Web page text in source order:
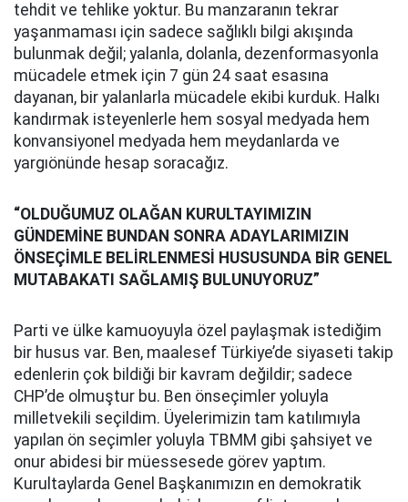
tehdit ve tehlike yoktur. Bu manzaranın tekrar
yaşanmaması için sadece sağlıklı bilgi akışında
bulunmak değil; yalanla, dolanla, dezenformasyonla
mücadele etmek için 7 gün 24 saat esasına
dayanan, bir yalanlarla mücadele ekibi kurduk. Halkı
kandırmak isteyenlerle hem sosyal medyada hem
konvansiyonel medyada hem meydanlarda ve
yargıönünde hesap soracağız.
“OLDUĞUMUZ OLAĞAN KURULTAYIMIZIN
GÜNDEMİNE BUNDAN SONRA ADAYLARIMIZIN
ÖNSEÇİMLE BELİRLENMESİ HUSUSUNDA BİR GENEL
MUTABAKATI SAĞLAMIŞ BULUNUYORUZ”
Parti ve ülke kamuoyuyla özel paylaşmak istediğim
bir husus var. Ben, maalesef Türkiye’de siyaseti takip
edenlerin çok bildiği bir kavram değildir; sadece
CHP’de olmuştur bu. Ben önseçimler yoluyla
milletvekili seçildim. Üyelerimizin tam katılımıyla
yapılan ön seçimler yoluyla TBMM gibi şahsiyet ve
onur abidesi bir müessesede görev yaptım.
Kurultaylarda Genel Başkanımızın en demokratik